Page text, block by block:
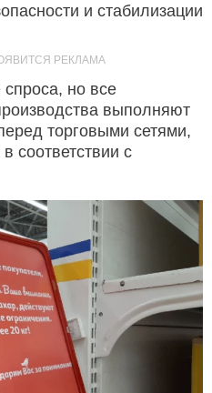
и стабилизации
но все
выполняют
торговыми сетями,
соответствии с